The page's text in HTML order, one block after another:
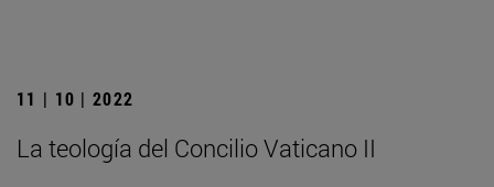
11 | 10 | 2022
La teología del Concilio Vaticano II